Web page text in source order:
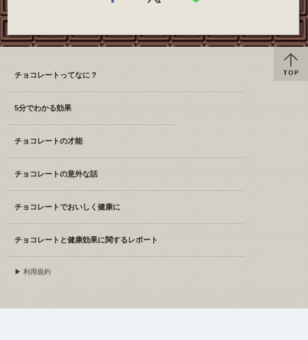
チョコレートってなに？
5分でわかる効果
チョコレートの才能
チョコレートの意外な話
チョコレートでおいしく健康に
チョコレートと健康効果に関するレポート
▶ 利用規約